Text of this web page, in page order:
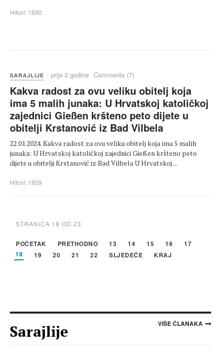
Hitovi: 1690
SARAJLIJE prije 2 godine Comments (7)
Kakva radost za ovu veliku obitelj koja
ima 5 malih junaka: U Hrvatskoj katoličkoj
zajednici Gießen kršteno peto dijete u
obitelji Krstanović iz Bad Vilbela
22.01.2024. Kakva radost za ovu veliku obitelj koja ima 5 malih
junaka: U Hrvatskoj katoličkoj zajednici Gießen kršteno peto
dijete u obitelji Krstanović iz Bad Vilbela U Hrvatskoj ...
Hitovi: 1659
STRANICA 18 OD 23
POČETAK PRETHODNO 13 14 15 16
17
18
19 20 21 22 SLJEDEĆE KRAJ
Sarajlije VIŠE ČLANAKA